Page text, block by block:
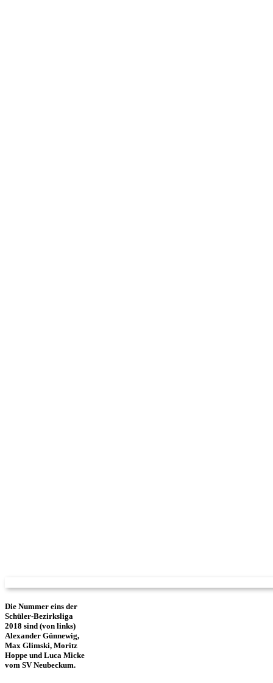
Die Nummer eins der
Schüler-Bezirksliga
2018 sind (von links)
Alexander Günnewig,
Max Glimski, Moritz
Hoppe und Luca Micke
vom SV Neubeckum.